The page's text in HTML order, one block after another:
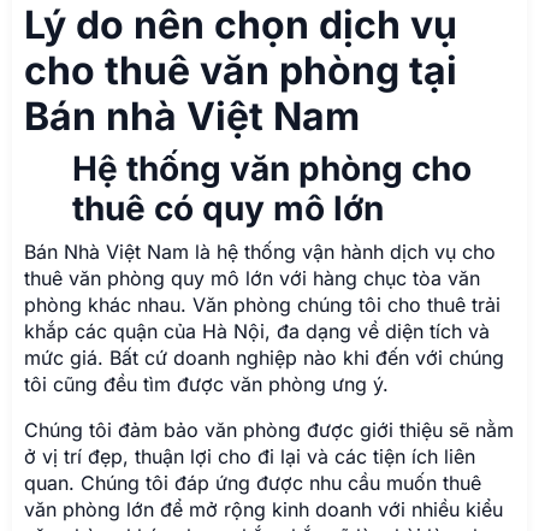
Lý do nên chọn dịch vụ
cho thuê văn phòng tại
Bán nhà Việt Nam
Hệ thống văn phòng cho
thuê có quy mô lớn
Bán Nhà Việt Nam là hệ thống vận hành dịch vụ cho
thuê văn phòng quy mô lớn với hàng chục tòa văn
phòng khác nhau. Văn phòng chúng tôi cho thuê trải
khắp các quận của Hà Nội, đa dạng về diện tích và
mức giá. Bất cứ doanh nghiệp nào khi đến với chúng
tôi cũng đều tìm được văn phòng ưng ý.
Chúng tôi đảm bảo văn phòng được giới thiệu sẽ nằm
ở vị trí đẹp, thuận lợi cho đi lại và các tiện ích liên
quan. Chúng tôi đáp ứng được nhu cầu muốn thuê
văn phòng lớn để mở rộng kinh doanh với nhiều kiểu